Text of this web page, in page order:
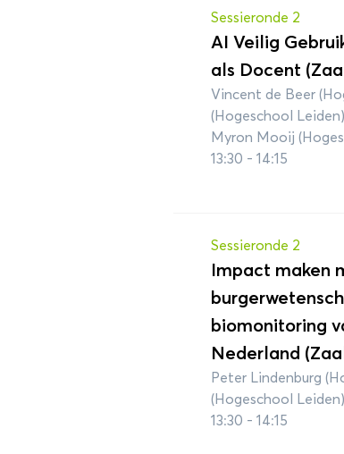
Sessieronde 2
AI Veilig
als Docent
Vincent de Beer
(Hogeschool
Myron Mooij
13:30 - 14:15
Sessieronde 2
Impact maken
biomonitoring
Nederland
Peter Lindenburg
(Hogeschool Leiden)
13:30 - 14:15